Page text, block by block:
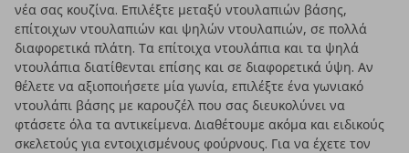
νέα σας κουζίνα. Επιλέξτε μεταξύ ντουλαπιών βάσης,
επίτοιχων ντουλαπιών και ψηλών ντουλαπιών, σε πολλά
διαφορετικά πλάτη. Τα επίτοιχα ντουλάπια και τα ψηλά
ντουλάπια διατίθενται επίσης και σε διαφορετικά ύψη. Αν
θέλετε να αξιοποιήσετε μία γωνία, επιλέξτε ένα γωνιακό
ντουλάπι βάσης με καρουζέλ που σας διευκολύνει να
φτάσετε όλα τα αντικείμενα. Διαθέτουμε ακόμα και ειδικούς
σκελετούς για εντοιχισμένους φούρνους. Για να έχετε τον